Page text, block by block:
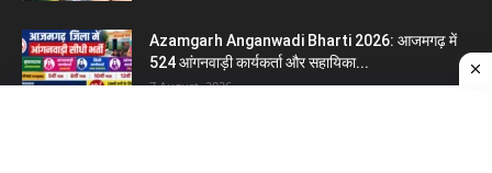
Azamgarh Anganwadi Bharti 2026: आजमगढ़ में
524 आंगनवाड़ी कार्यकर्ता और सहायिका...
7 August, 2026